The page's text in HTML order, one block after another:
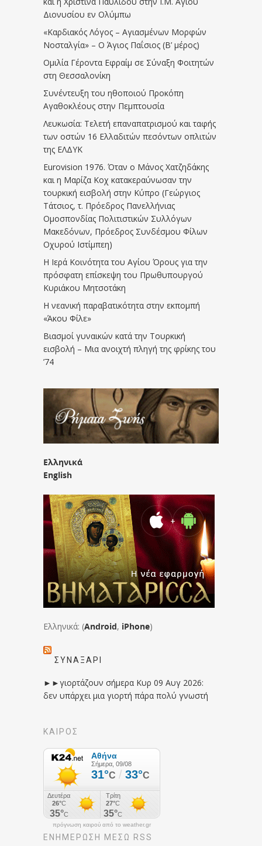
Διονυσίου εν Ολύμπω
«Καρδιακός Λόγος – Αγιασμένων Μορφών
Νοσταλγία» – Ο Άγιος Παΐσιος (Β’ μέρος)
Ομιλία Γέροντα Εφραίμ σε Σύναξη Φοιτητών
στη Θεσσαλονίκη
Συνέντευξη του ηθοποιού Προκόπη
Αγαθοκλέους στην Πεμπτουσία
Λευκωσία: Τελετή επαναπατρισμού και ταφής
των οστών 16 Ελλαδιτών πεσόντων οπλιτών
της ΕΛΔΥΚ
Eurovision 1976. Όταν ο Μάνος Χατζηδάκης
και η Μαρίζα Κοχ κατακεραύνωσαν την
τουρκική εισβολή στην Κύπρο (Γεώργιος
Τάτσιος, τ. Πρόεδρος Πανελλήνιας
Ομοσπονδίας Πολιτιστικών Συλλόγων
Μακεδόνων, Πρόεδρος Συνδέσμου Φίλων
Οχυρού Ιστίμπεη)
Η Ιερά Κοινότητα του Αγίου Όρους για την
πρόσφατη επίσκεψη του Πρωθυπουργού
Κυριάκου Μητσοτάκη
Η νεανική παραβατικότητα στην εκπομπή
«Άκου Φίλε»
Βιασμοί γυναικών κατά την Τουρκική
εισβολή – Μια ανοιχτή πληγή της φρίκης του
’74
Ελληνικά
English
Ελληνικά: (Android, iPhone)
ΣΥΝΑΞΆΡΙ
►►γιορτάζουν σήμερα Κυρ 09 Αυγ 2026:
δεν υπάρχει μια γιορτή πάρα πολύ γνωστή
ΚΑΙΡΟΣ
πρόγνωση καιρού από το weather.gr
ΕΝΗΜΈΡΩΣΉ ΜΕΣΩ RSS